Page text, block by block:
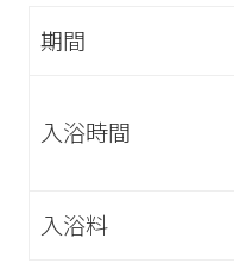
期間
入浴時間
入浴料